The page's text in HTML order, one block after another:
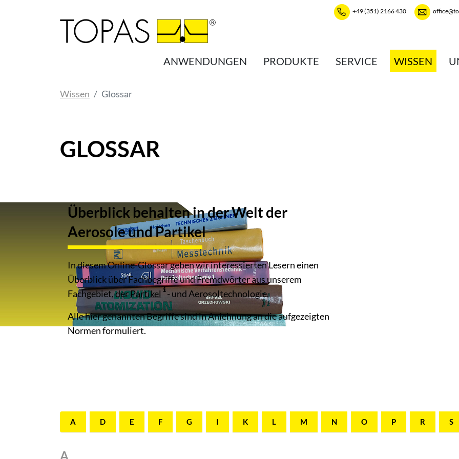
+49 (351) 2166 430
ANWENDUNGEN PRODUKTE SERVICE WISSEN
Wissen Glossar
GLOSSAR
Überblick behalten in der Welt der
Aerosole und Partikel
In diesem Online-Glossar geben wir interessierten Lesern einen
Überblick über Fachbegriffe und Fremdwörter aus unserem
Fachgebiet, derPartikel
- und Aerosoltechnologie.
Alle hier genannten Begriffe sind in Anlehnung an die aufgezeigten
Normen formuliert.
A D E F G I K L M N O P R S
A